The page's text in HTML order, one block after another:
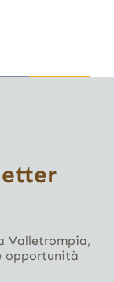
Valletrompia,
opportunità